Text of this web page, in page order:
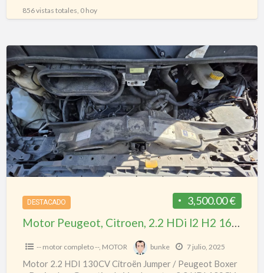
856 vistas totales, 0 hoy
Motor
Peugeot,
Citroen,
2.2
HDi
l2
H2
16v
130
caballos
boxer
DESTACADO 3,500.00 €
Motor Peugeot, Citroen, 2.2 HDi l2 H2 16v 130 caballos boxer 3
-- motor completo --, MOTOR bunke 7 julio, 2025
Motor 2.2 HDI 130CV Citroën Jumper / Peugeot Boxer